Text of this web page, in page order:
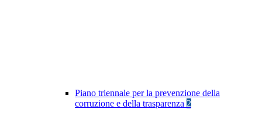
Piano triennale per la prevenzione della
corruzione e della trasparenza 2